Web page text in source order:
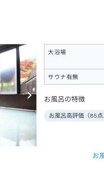
大浴場
サウナ有無
お風呂の特徴
お風呂高評価（85点
お